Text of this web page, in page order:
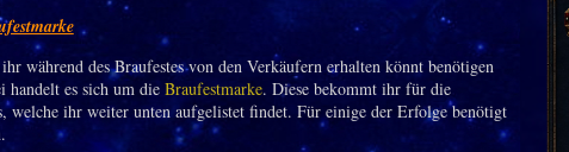
während des Braufestes von den Verkäufern erhalten könnt benötigen
handelt es sich um die Braufestmarke. Diese bekommt ihr für die
welche ihr weiter unten aufgelistet findet. Für einige der Erfolge benötigt